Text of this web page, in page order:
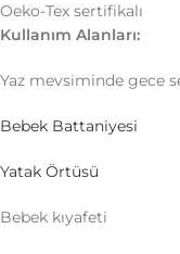
Oeko-Tex sertifikalı
Kullanım Alanları:
Yaz mevsiminde gece
Bebek Battaniyesi
Yatak Örtüsü
Bebek kıyafeti